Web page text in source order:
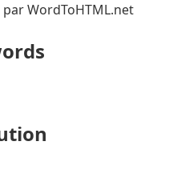
WordToHTML.net